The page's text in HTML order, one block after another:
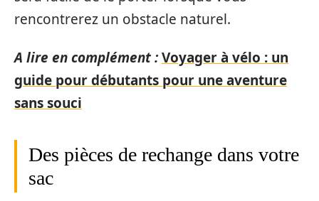
rencontrerez un obstacle naturel.
A lire en complément :Voyager à vélo : un
guide pour débutants pour une aventure
sans souci
Des pièces de rechange dans votre
sac